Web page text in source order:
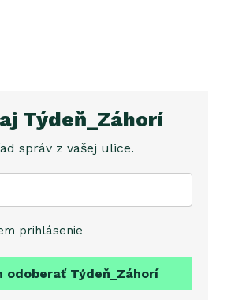
Týdeň_Záhorí
správ z vašej ulice.
prihlásenie
odoberať Týdeň_Záhorí